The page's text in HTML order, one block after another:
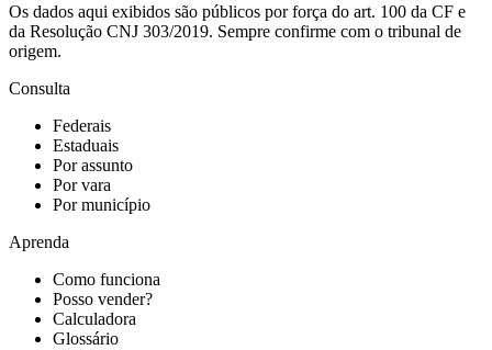
Os dados aqui exibidos são públicos por força do art. 100 da CF e
da Resolução CNJ 303/2019. Sempre confirme com o tribunal de
origem.
Consulta
Federais
Estaduais
Por assunto
Por vara
Por município
Aprenda
Como funciona
Posso vender?
Calculadora
Glossário